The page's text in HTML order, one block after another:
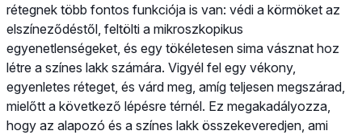
rétegnek több fontos funkciója is van: védi a körmöket az
elszíneződéstől, feltölti a mikroszkopikus
egyenetlenségeket, és egy tökéletesen sima vásznat hoz
létre a színes lakk számára. Vigyél fel egy vékony,
egyenletes réteget, és várd meg, amíg teljesen megszárad,
mielőtt a következő lépésre térnél. Ez megakadályozza,
hogy az alapozó és a színes lakk összekeveredjen, ami